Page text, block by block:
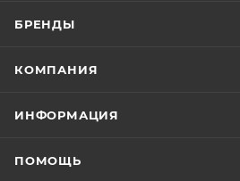
Фактом подтверждения покупки
БРЕНДЫ
КОМПАНИЯ
ИНФОРМАЦИЯ
ПОМОЩЬ